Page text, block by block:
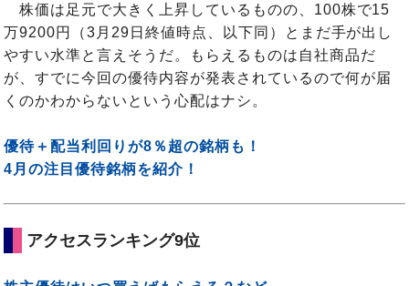
株価は足元で大きく上昇しているものの、100株で15
万9200円（3月29日終値時点、以下同）とまだ手が出し
やすい水準と言えそうだ。もらえるものは自社商品だ
が、すでに今回の優待内容が発表されているので何が届
くのかわからないという心配はナシ。
優待＋配当利回りが8％超の銘柄も！
4月の注目優待銘柄を紹介！
アクセスランキング9位